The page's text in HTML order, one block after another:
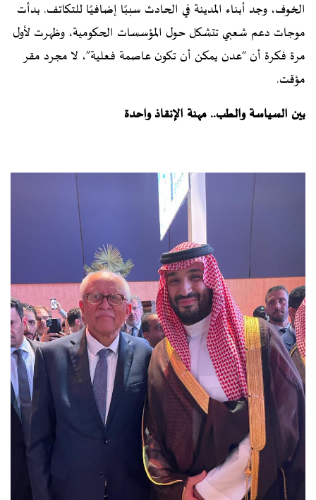
الخوف، وجد أبناء المدينة في الحادث سببًا إضافيًا للتكاتف. بدأت
موجات دعم شعبي تتشكل حول المؤسسات الحكومية، وظهرت لأول
مرة فكرة أن “عدن يمكن أن تكون عاصمة فعلية”، لا مجرد مقر
مؤقت.
بين السياسة والطب.. مهنة الإنقاذ واحدة